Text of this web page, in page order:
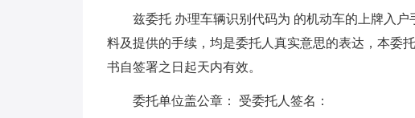
兹委托 办理车辆识别代码为 的机动车的上牌入
料及提供的手续，均是委托人真实意思的表达，本委
书自签署之日起天内有效。
委托单位盖公章： 受委托人签名：